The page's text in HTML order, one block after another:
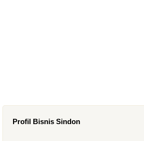
Profil Bisnis Sindon